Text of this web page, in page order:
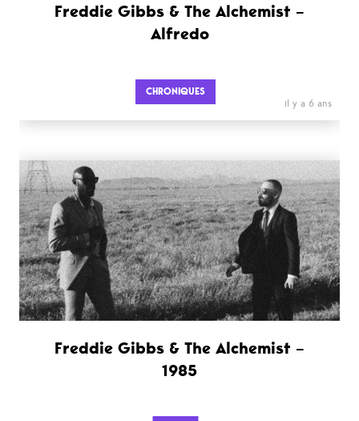
Freddie Gibbs & The Alchemist –
Alfredo
CHRONIQUES
il y a 6 ans
Freddie Gibbs & The Alchemist –
1985